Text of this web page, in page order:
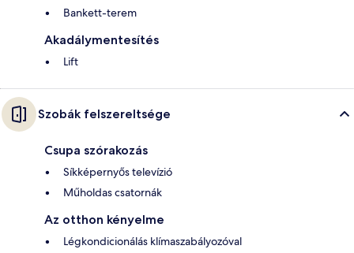
Bankett-terem
Akadálymentesítés
Lift
Szobák felszereltsége
Csupa szórakozás
Síkképernyős televízió
Műholdas csatornák
Az otthon kényelme
Légkondicionálás klímaszabályozóval